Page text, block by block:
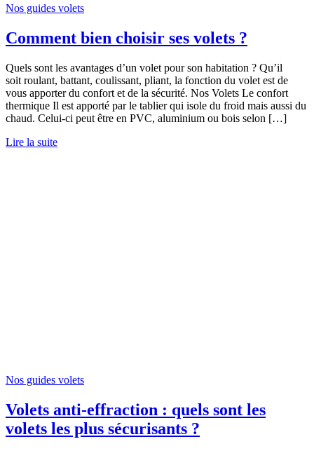
Nos guides volets
Comment bien choisir ses volets ?
Quels sont les avantages d’un volet pour son habitation ? Qu’il
soit roulant, battant, coulissant, pliant, la fonction du volet est de
vous apporter du confort et de la sécurité. Nos Volets Le confort
thermique Il est apporté par le tablier qui isole du froid mais aussi du
chaud. Celui-ci peut être en PVC, aluminium ou bois selon […]
Lire la suite
Nos guides volets
Volets anti-effraction : quels sont les
volets les plus sécurisants ?